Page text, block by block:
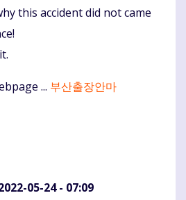
this accident did not came
... 부산출장안마
05-24 - 07:09